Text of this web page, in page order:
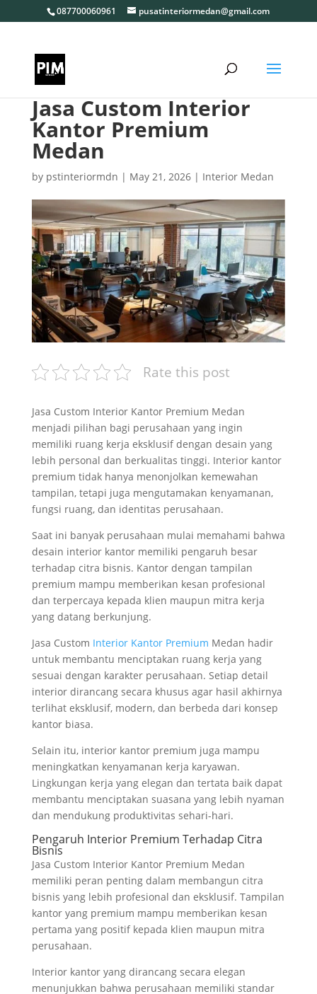
087700060961 pusatinteriormedan@gmail.com
Jasa Custom Interior
Kantor Premium
Medan
by pstinteriormdn | May 21, 2026| Interior Medan
Rate this post
Jasa Custom Interior Kantor Premium Medan
menjadi pilihan bagi perusahaan yang ingin
memiliki ruang kerja eksklusif dengan desain yang
lebih personal dan berkualitas tinggi. Interior kantor
premium tidak hanya menonjolkan kemewahan
tampilan, tetapi juga mengutamakan kenyamanan,
fungsi ruang, dan identitas perusahaan.
Saat ini banyak perusahaan mulai memahami bahwa
desain interior kantor memiliki pengaruh besar
terhadap citra bisnis. Kantor dengan tampilan
premium mampu memberikan kesan profesional
dan terpercaya kepada klien maupun mitra kerja
yang datang berkunjung.
Jasa Custom Interior Kantor Premium Medan hadir
untuk membantu menciptakan ruang kerja yang
sesuai dengan karakter perusahaan. Setiap detail
interior dirancang secara khusus agar hasil akhirnya
terlihat eksklusif, modern, dan berbeda dari konsep
kantor biasa.
Selain itu, interior kantor premium juga mampu
meningkatkan kenyamanan kerja karyawan.
Lingkungan kerja yang elegan dan tertata baik dapat
membantu menciptakan suasana yang lebih nyaman
dan mendukung produktivitas sehari-hari.
Pengaruh Interior Premium Terhadap Citra
Bisnis
Jasa Custom Interior Kantor Premium Medan
memiliki peran penting dalam membangun citra
bisnis yang lebih profesional dan eksklusif. Tampilan
kantor yang premium mampu memberikan kesan
pertama yang positif kepada klien maupun mitra
perusahaan.
Interior kantor yang dirancang secara elegan
menunjukkan bahwa perusahaan memiliki standar